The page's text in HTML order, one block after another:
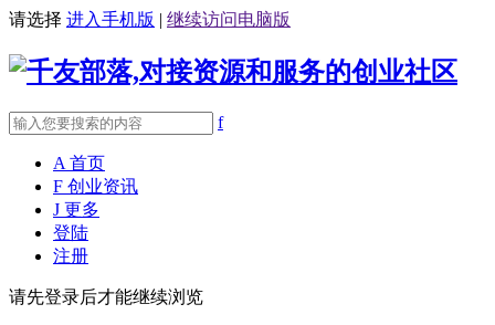
请选择 进入手机版 | 继续访问电脑版
f
A 首页
F 创业资讯
J 更多
登陆
注册
请先登录后才能继续浏览